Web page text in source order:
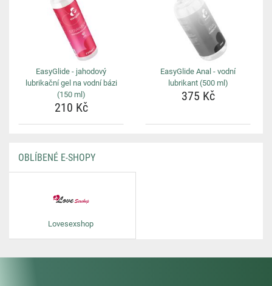
EasyGlide - jahodový
lubrikační gel na vodní bázi
(150 ml)
210 Kč
EasyGlide Anal - vodní
lubrikant (500 ml)
375 Kč
OBLÍBENÉ E-SHOPY
Lovesexshop